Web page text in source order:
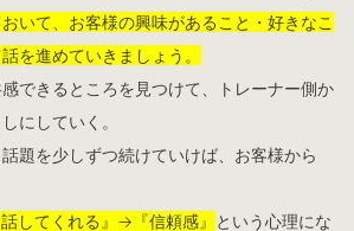
いて、お客様の興味があること・好きなこ
を進めていきましょう。
できるところを見つけて、トレーナー側か
にしていく。
題を少しずつ続けていけば、お客様から
してくれる』→『信頼感』 という心理にな